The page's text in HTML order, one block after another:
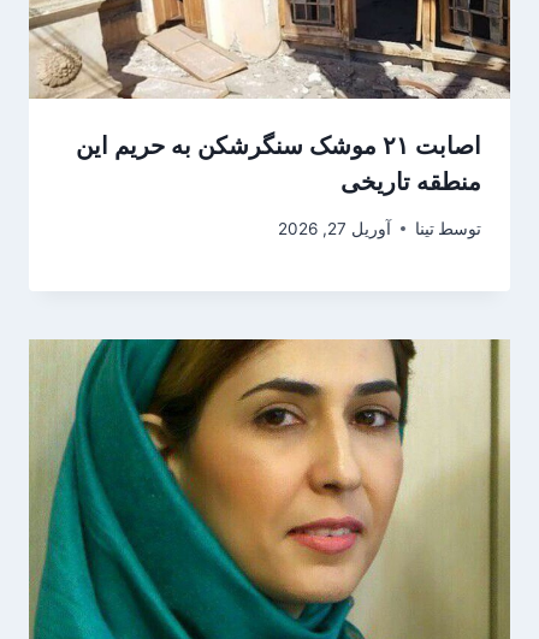
اصابت ۲۱ موشک سنگرشکن به حریم این
منطقه تاریخی
توسط تینا آوریل 27, 2026